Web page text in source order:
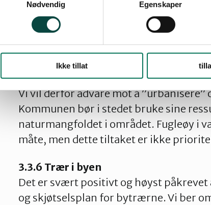
Nødvendig
Egenskaper
Ikke tillat
I stedet ser vi at Rogaland
at Gamlingen svømmestadion,
vestsiden av motorveien. At
lover heller ikke godt for
Vi vil derfor advare mot å
Kommunen bør i stedet bruke sine
naturmangfoldet i området. Fugleøy i
måte, men dette tiltaket er ikke
3.3.6 Trær i byen
Det er svært positivt og høyst
og skjøtselsplan for bytrærne. Vi ber